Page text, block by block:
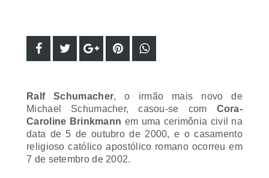
Michael Schumacher, casou-se comCora-
Caroline Brinkmannem uma cerimônia civil na
data de 5 de outubro de 2000, e o casamento
religioso católico apostólico romano ocorreu em
7 de setembro de 2002.